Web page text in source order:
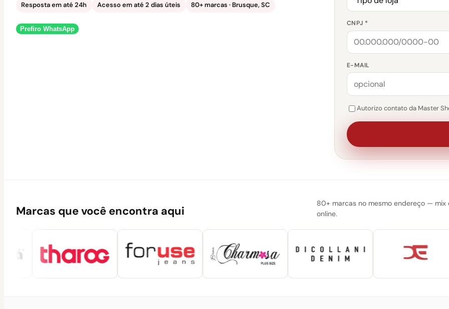
Resposta em até 24h Acesso em até 2 dias úteis 80+ marcas · Brusque, SC
Prefiro WhatsApp
CNPJ *
E-MAIL
Autorizo contato da Master
Marcas que você encontra aqui
80+ marcas no mesmo endereço —
online.